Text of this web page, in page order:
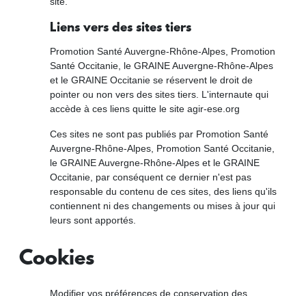
Liens vers des sites tiers
Promotion Santé Auvergne-Rhône-Alpes, Promotion
Santé Occitanie, le GRAINE Auvergne-Rhône-Alpes
et le GRAINE Occitanie se réservent le droit de
pointer ou non vers des sites tiers. L'internaute qui
accède à ces liens quitte le site agir-ese.org
Ces sites ne sont pas publiés par Promotion Santé
Auvergne-Rhône-Alpes, Promotion Santé Occitanie,
le GRAINE Auvergne-Rhône-Alpes et le GRAINE
Occitanie, par conséquent ce dernier n'est pas
responsable du contenu de ces sites, des liens qu'ils
contiennent ni des changements ou mises à jour qui
leurs sont apportés.
Cookies
Modifier vos préférences de conservation des